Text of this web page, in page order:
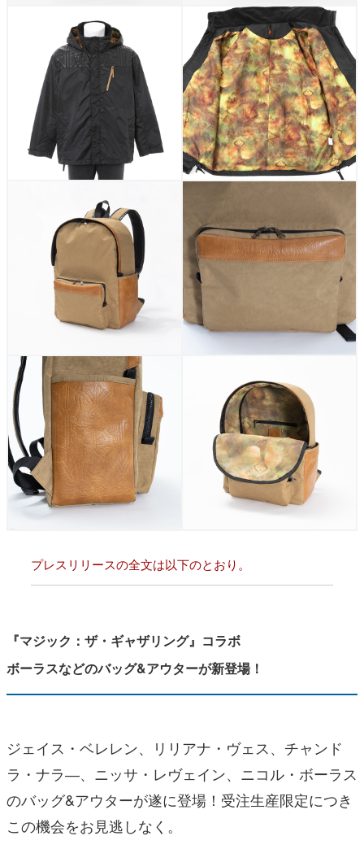
プレスリリースの全文は以下のとおり。
『マジック：ザ・ギャザリング』コラボ
ボーラスなどのバッグ&アウターが新登場！
ジェイス・ベレレン、リリアナ・ヴェス、チャンド
ラ・ナラ―、ニッサ・レヴェイン、 ニコル・ボーラス
のバッグ&アウターが遂に登場！受注⽣産限定につき
この機会をお⾒逃しなく。